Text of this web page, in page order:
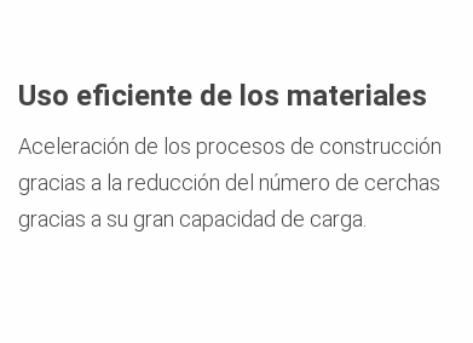
Uso eficiente de los materiales
Aceleración de los procesos de construcción
gracias a la reducción del número de cerchas
gracias a su gran capacidad de carga.